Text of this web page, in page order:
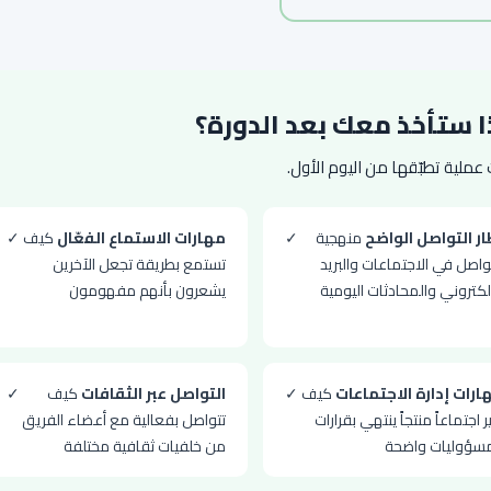
ستأخذ معك بعد الدورة؟
عملية تطبّقها من اليوم الأول.
✓ التواصل الواضحمنهجية
في الاجتماعات والبريد
والمحادثات اليومية
✓ مهارات الاستماع الفعّالكيف
تستمع بطريقة تجعل الآخرين
يشعرون بأنهم مفهومون
✓ إدارة الاجتماعاتكيف
اجتماعاً منتجاً ينتهي بقرارات
واضحة
✓ التواصل عبر الثقافاتكيف
تتواصل بفعالية مع أعضاء الفريق
من خلفيات ثقافية مختلفة